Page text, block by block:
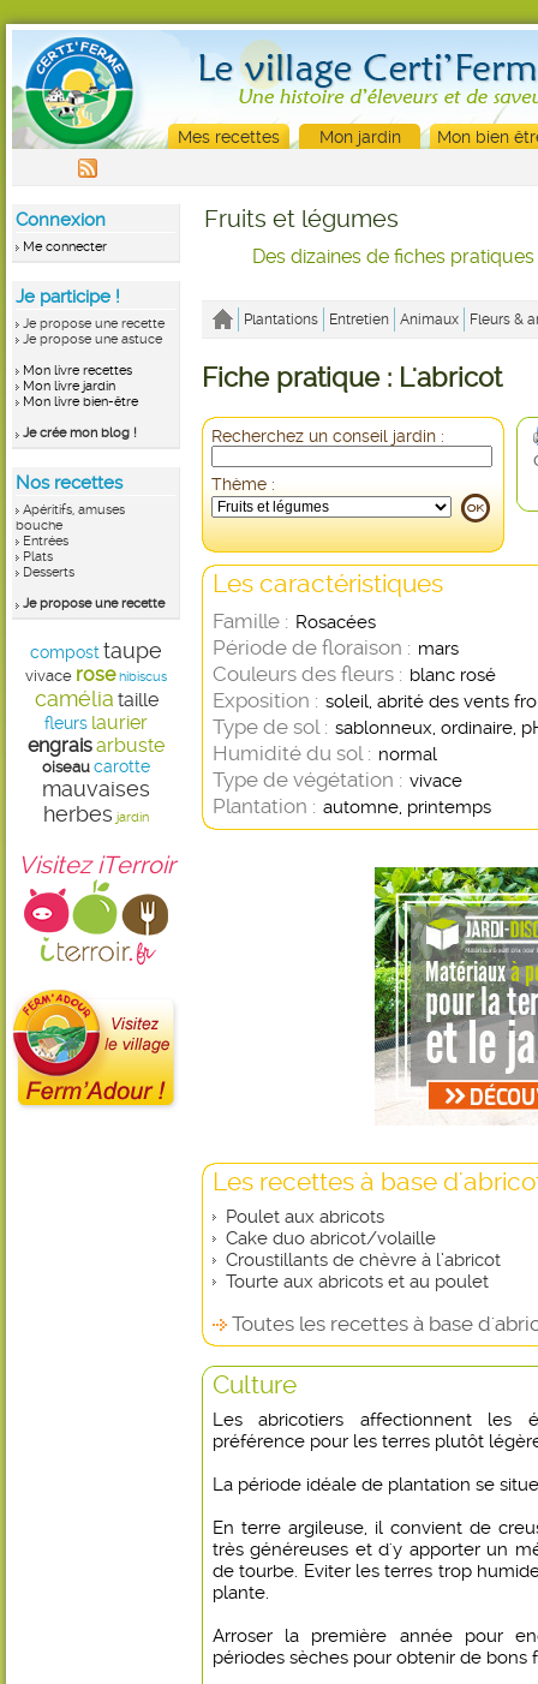
Mes recettes Mon jardin Mon bien
Connexion
Me connecter
Je participe !
Je propose une recette
Je propose une astuce
Mon livre recettes
Mon livre jardin
Mon livre bien-être
Je crée mon blog !
Nos recettes
Apéritifs, amuses
bouche
Entrées
Plats
Desserts
Je propose une recette
compost taupe
vivace rose hibiscus
camélia taille
fleurs laurier
engraisarbuste
oiseau carotte
mauvaises
herbes jardin
Visitez iTerroir
Fruits et légumes
Des dizaines de fiches
Plantations Entretien Animaux Fleurs &
Fiche pratique : L'abricot
Recherchez un conseil jardin :
Thème :
Les caractéristiques
Famille : Rosacées
Période de floraison : mars
Couleurs des fleurs : blanc rosé
Exposition : soleil, abrité des vents
Type de sol : sablonneux, ordinaire,
Humidité du sol : normal
Type de végétation : vivace
Plantation : automne, printemps
Les recettes à base
Poulet aux abricots
Cake duo abricot/volaille
Croustillants de chèvre à l’abricot
Tourte aux abricots et au poulet
Toutes les recettes à base
Culture
Les abricotiers affectionnent les
préférence pour les terres plutôt
La période idéale de plantation se
En terre argileuse, il convient de
très généreuses et d'y apporter un
de tourbe. Eviter les terres trop
plante.
Arroser la première année pour
périodes sèches pour obtenir de bons